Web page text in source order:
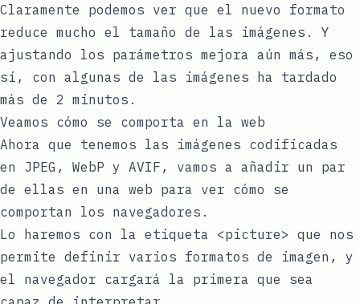
Claramente podemos ver que el nuevo formato
reduce mucho el tamaño de las imágenes. Y
ajustando los parámetros mejora aún más, eso
sí, con algunas de las imágenes ha tardado
más de 2 minutos.
Veamos cómo se comporta en la web
Ahora que tenemos las imágenes codificadas
en JPEG, WebP y AVIF, vamos a añadir un par
de ellas en una web para ver cómo se
comportan los navegadores.
Lo haremos con la etiqueta <picture> que nos
permite definir varios formatos de imagen, y
el navegador cargará la primera que sea